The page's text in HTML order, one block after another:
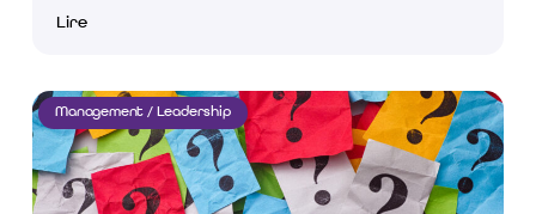
Lire
Management / Leadership